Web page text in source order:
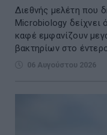
Διεθνής μελέτη που
Microbiology δείχνει
καφέ εμφανίζουν
βακτηρίων στο
06 Αυγούστου 2026